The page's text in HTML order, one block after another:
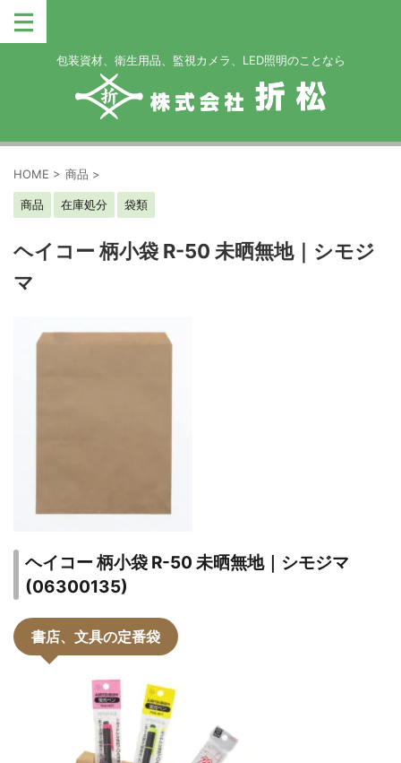
包装資材、衛生用品、監視カメラ、LED照明のことなら
HOME > 商品 >
商品 在庫処分 袋類
ヘイコー 柄小袋 R-50 未晒無地｜シモジ
マ
ヘイコー 柄小袋 R-50 未晒無地｜シモジマ
(06300135)
書店、文具の定番袋